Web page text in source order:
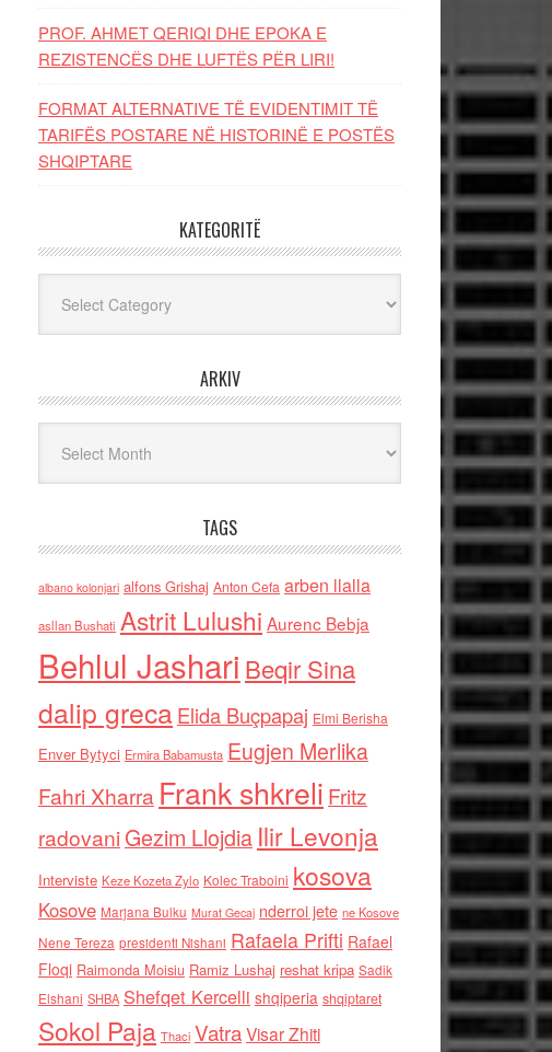
PROF. AHMET QERIQI DHE EPOKA E
REZISTENCЁS DHE LUFTЁS PЁR LIRI!
FORMAT ALTERNATIVE TË EVIDENTIMIT TË
TARIFËS POSTARE NË HISTORINË E POSTËS
SHQIPTARE
KATEGORITË
ARKIV
TAGS
albano kolonjari alfons Grishaj Anton Cefa arben llalla
asllan Bushati Astrit Lulushi Aurenc Bebja
Behlul Jashari Beqir Sina
dalip grecaElida Buçpapaj Elmi Berisha
Enver Bytyci Ermira Babamusta Eugjen Merlika
Fahri Xharra Frank shkreli Fritz
radovaniGezim Llojdia Ilir Levonja
Interviste Keze Kozeta Zylo Kolec Traboini kosova
Kosove Marjana Bulku Murat Gecaj nderroi jete ne Kosove
Nene Tereza presidenti Nishani Rafaela Prifti Rafael
Floqi Raimonda Moisiu Ramiz Lushaj reshat kripa Sadik
Elshani SHBA Shefqet Kercelli shqiperia shqiptaret
Sokol Paja Thaci VatraVisar Zhiti